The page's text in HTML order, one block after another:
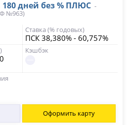
180 дней без % ПЛЮС -
№963)
Ставка (% годовых)
ПСК 38,380% - 60,757%
Кэшбэк
Оформить карту